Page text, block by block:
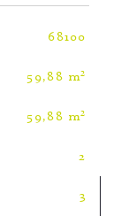
68100
59,88 m²
59,88 m²
2
3